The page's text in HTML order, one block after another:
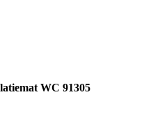
WC 91305